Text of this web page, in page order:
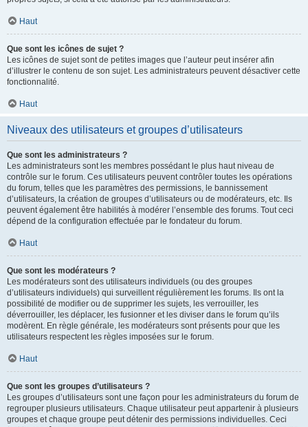
Haut
Que sont les icônes de sujet ?
Les icônes de sujet sont de petites images que l’auteur peut insérer afin
d’illustrer le contenu de son sujet. Les administrateurs peuvent désactiver cette
fonctionnalité.
Haut
Niveaux des utilisateurs et groupes d’utilisateurs
Que sont les administrateurs ?
Les administrateurs sont les membres possédant le plus haut niveau de
contrôle sur le forum. Ces utilisateurs peuvent contrôler toutes les opérations
du forum, telles que les paramètres des permissions, le bannissement
d’utilisateurs, la création de groupes d’utilisateurs ou de modérateurs, etc. Ils
peuvent également être habilités à modérer l’ensemble des forums. Tout ceci
dépend de la configuration effectuée par le fondateur du forum.
Haut
Que sont les modérateurs ?
Les modérateurs sont des utilisateurs individuels (ou des groupes
d’utilisateurs individuels) qui surveillent régulièrement les forums. Ils ont la
possibilité de modifier ou de supprimer les sujets, les verrouiller, les
déverrouiller, les déplacer, les fusionner et les diviser dans le forum qu’ils
modèrent. En règle générale, les modérateurs sont présents pour que les
utilisateurs respectent les règles imposées sur le forum.
Haut
Que sont les groupes d’utilisateurs ?
Les groupes d’utilisateurs sont une façon pour les administrateurs du forum de
regrouper plusieurs utilisateurs. Chaque utilisateur peut appartenir à plusieurs
groupes et chaque groupe peut détenir des permissions individuelles. Ceci